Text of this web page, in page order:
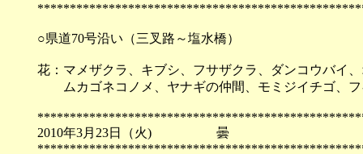
○県道70号沿い（三叉路～塩水橋）
花：マメザクラ、キブシ、フサザクラ、ダンコウバイ
ムカゴネコノメ、ヤナギの仲間
2010年3月23日（火)